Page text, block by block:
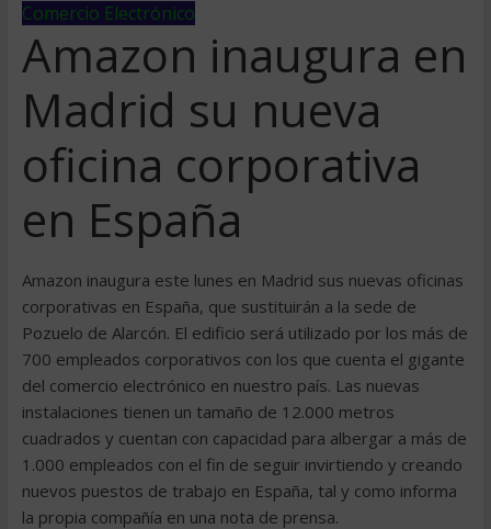
Comercio Electrónico
Amazon inaugura en
Madrid su nueva
oficina corporativa
en España
Amazon inaugura este lunes en Madrid sus nuevas oficinas
corporativas en España, que sustituirán a la sede de
Pozuelo de Alarcón. El edificio será utilizado por los más de
700 empleados corporativos con los que cuenta el gigante
del comercio electrónico en nuestro país. Las nuevas
instalaciones tienen un tamaño de 12.000 metros
cuadrados y cuentan con capacidad para albergar a más de
1.000 empleados con el fin de seguir invirtiendo y creando
nuevos puestos de trabajo en España, tal y como informa
la propia compañía en una nota de prensa.